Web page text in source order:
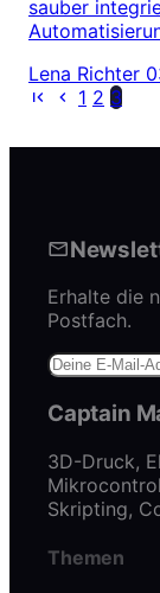
sauber
Lena Richter
1 2 3
Erhalte die
Postfach.
Captain
3D-Druck,
Skripting,
Themen